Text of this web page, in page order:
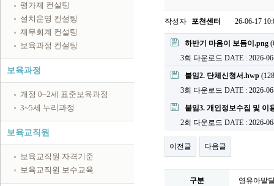
평가제 컨설팅
설치운영 컨설팅
재무회계 컨설팅
보육과정 컨설팅
보육과정
개정 0~2세 표준보육과정
3~5세 누리과정
보육교직원
보육교직원 자격기준
보육교직원 보수교육
작성자 포천센터
26-06-17
첨부파일
하반기 마음이 보듬이.png
3회 다운로드 DATE : 2026-
붙임2. 단체신청서.hwp
3회 다운로드 DATE : 2026-
붙임3. 개인정보수집 및 이
2회 다운로드 DATE : 2026-
이전글 다음글
구분 영유아발